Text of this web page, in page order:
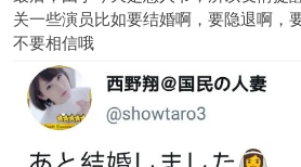
关一些演员比如要结婚啊，要隐退啊，
不要相信哦